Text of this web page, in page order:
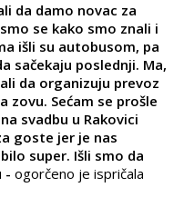
da damo novac za
se kako smo znali i
išli su autobusom, pa
sačekaju poslednji. Ma,
da organizuju prevoz
zovu. Sećam se prošle
svadbu u Rakovici
goste jer je nas
super. Išli smo da
- ogorčeno je ispričala